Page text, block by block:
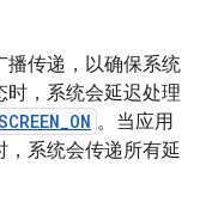
播传递，以确保系统
时，系统会延迟处理
。当应用
，系统会传递所有延